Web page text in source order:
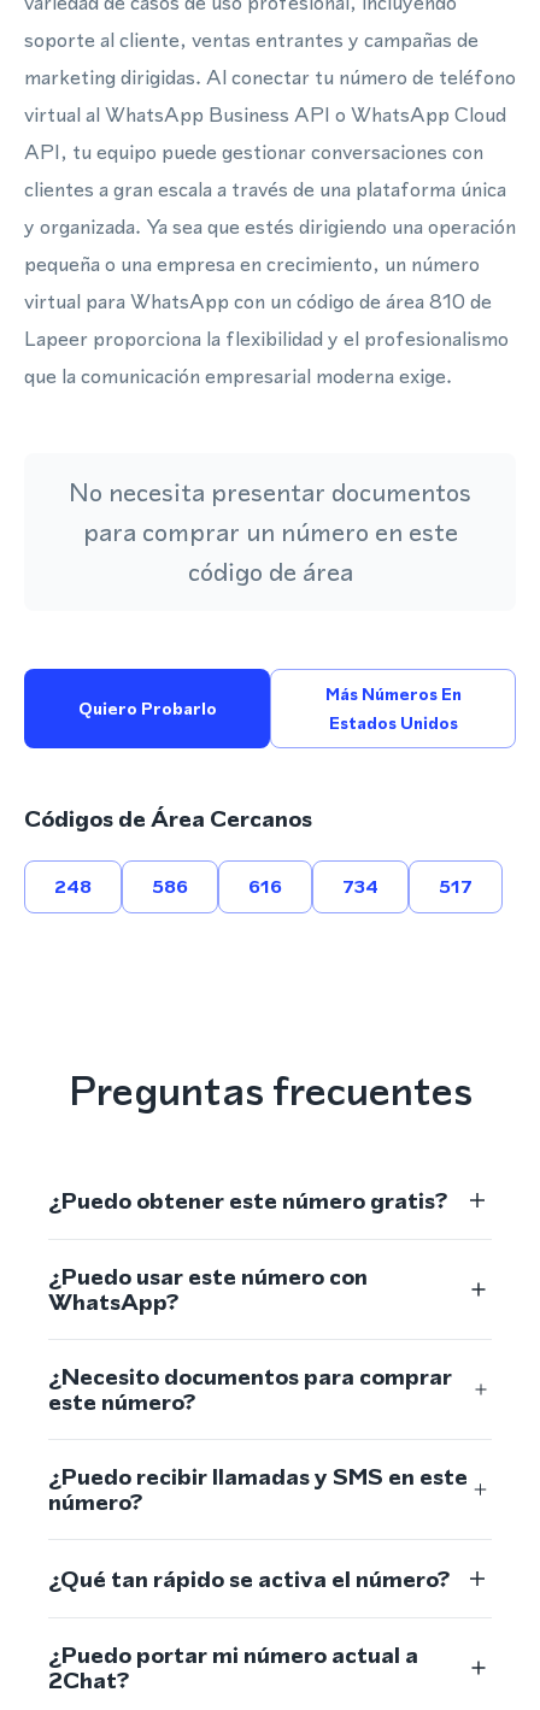
soporte al cliente, ventas entrantes y campañas de
marketing dirigidas. Al conectar tu número de teléfono
virtual al WhatsApp Business API o WhatsApp Cloud
API, tu equipo puede gestionar conversaciones con
clientes a gran escala a través de una plataforma única
y organizada. Ya sea que estés dirigiendo una operación
pequeña o una empresa en crecimiento, un número
virtual para WhatsApp con un código de área 810 de
Lapeer proporciona la flexibilidad y el profesionalismo
que la comunicación empresarial moderna exige.
No necesita presentar documentos
para comprar un número en este
código de área
Quiero Probarlo
Más Números En
Estados Unidos
Códigos de Área Cercanos
248 586 616 734 517
Preguntas frecuentes
¿Puedo obtener este número gratis?
¿Puedo usar este número con
WhatsApp?
¿Necesito documentos para comprar
este número?
¿Puedo recibir llamadas y SMS en este
número?
¿Qué tan rápido se activa el número?
¿Puedo portar mi número actual a
2Chat?